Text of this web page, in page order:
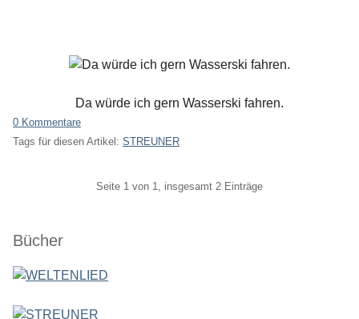
Da würde ich gern Wasserski fahren.
0 Kommentare
Tags für diesen Artikel: STREUNER
Seite 1 von 1, insgesamt 2 Einträge
Seitenleiste
Bücher